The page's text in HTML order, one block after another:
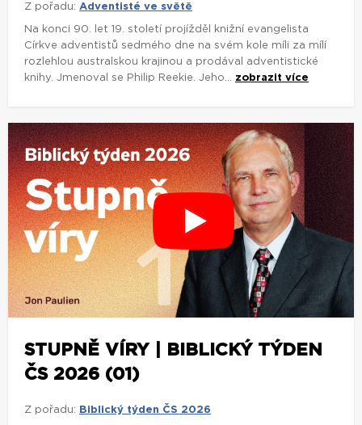
Z pořadu: Adventisté ve světě
Na konci 90. let 19. století projížděl knižní evangelista
Církve adventistů sedmého dne na svém kole míli za mílí
rozlehlou australskou krajinou a prodával adventistické
knihy. Jmenoval se Philip Reekie. Jeho... zobrazit více
STUPNĚ VÍRY | BIBLICKÝ TÝDEN
ČS 2026 (01)
Z pořadu: Biblický týden ČS 2026